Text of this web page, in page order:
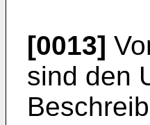
[0013]
sind den